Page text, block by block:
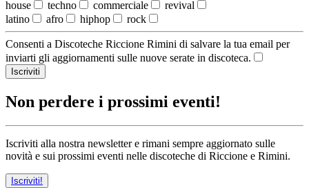
house techno commerciale
revival
latino
afro hiphop rock
Consenti a Discoteche Riccione Rimini di salvare la tua email per
inviarti gli aggiornamenti sulle nuove serate in discoteca.
Iscriviti
Non perdere i prossimi eventi!
Iscriviti alla nostra newsletter e rimani sempre aggiornato sulle
novità e sui prossimi eventi nelle discoteche di Riccione e Rimini.
Iscriviti!